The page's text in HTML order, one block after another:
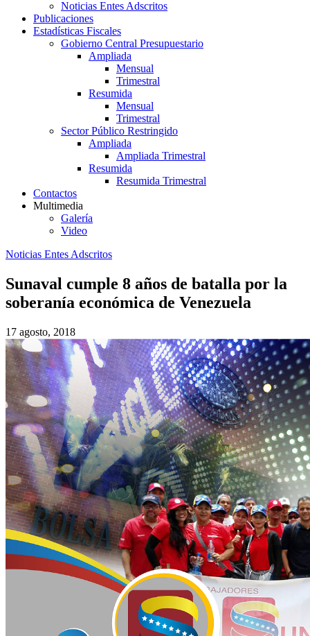
Noticias Entes Adscritos
Publicaciones
Estadísticas Fiscales
Gobierno Central Presupuestario
Ampliada
Mensual
Trimestral
Resumida
Mensual
Trimestral
Sector Público Restringido
Ampliada
Ampliada Trimestral
Resumida
Resumida Trimestral
Contactos
Multimedia
Galería
Video
Noticias Entes Adscritos
Sunaval cumple 8 años de batalla por la
soberanía económica de Venezuela
17 agosto, 2018